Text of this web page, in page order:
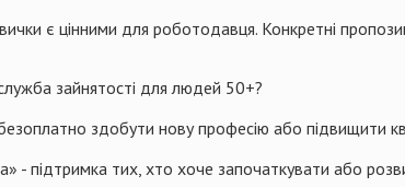
є цінними для роботодавця. Конкретні
зайнятості для людей 50+?
здобути нову професію або підвищити
- підтримка тих, хто хоче започаткувати або